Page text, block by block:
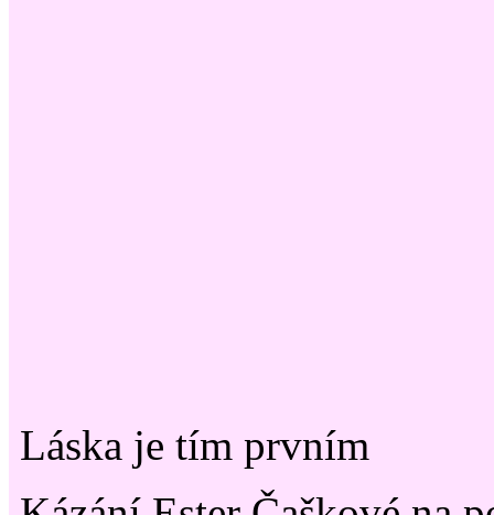
Láska je tím prvním